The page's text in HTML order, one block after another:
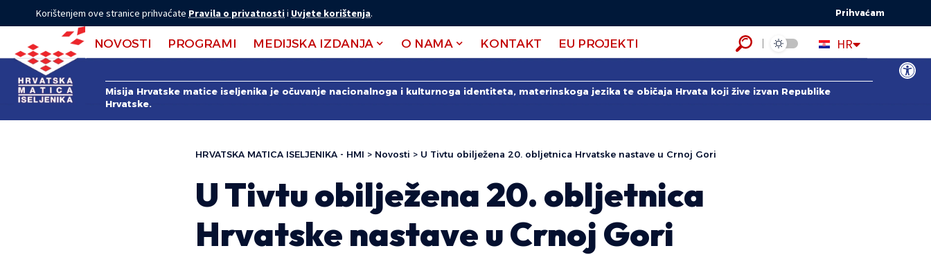
Open
Korištenjem ove stranice prihvaćate Pravila o privatnostii Uvjete korištenja. Prihvaćam
NOVOSTI PROGRAMI MEDIJSKA IZDANJA O NAMA KONTAKT EU PROJEKTI HR
EN
ES
Misija Hrvatske matice iseljenika je očuvanje nacionalnoga i kulturnoga identiteta, materinskoga jezika te običaja Hrvata koji žive izvan Republike
Hrvatske.
HRVATSKA MATICA ISELJENIKA - HMI > Novosti > U Tivtu obilježena 20. obljetnica Hrvatske nastave u Crnoj Gori
U Tivtu obilježena 20. obljetnica
Hrvatske nastave u Crnoj Gori